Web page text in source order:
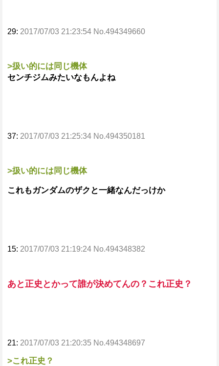
29: 2017/07/03 21:23:54 No.494349660
>扱い的には同じ機体
センチジムみたいなもんよね
37: 2017/07/03 21:25:34 No.494350181
>扱い的には同じ機体
これもガンダムのザクと一緒なんだっけか
15: 2017/07/03 21:19:24 No.494348382
あと正史とかって誰が決めてんの？これ正史？
21: 2017/07/03 21:20:35 No.494348697
>これ正史？